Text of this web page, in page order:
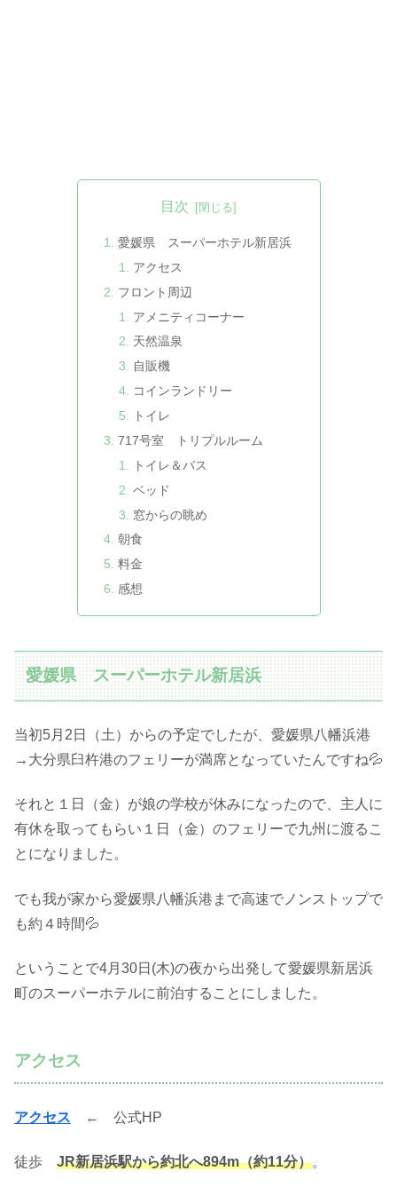
目次
愛媛県 スーパーホテル新居浜
アクセス
フロント周辺
アメニティコーナー
天然温泉
自販機
コインランドリー
トイレ
717号室 トリプルルーム
トイレ＆バス
ベッド
窓からの眺め
朝食
料金
感想
愛媛県 スーパーホテル新居浜
当初5月2日（土）からの予定でしたが、愛媛県八幡浜港
→大分県臼杵港のフェリーが満席となっていたんですね💦
それと１日（金）が娘の学校が休みになったので、主人に
有休を取ってもらい１日（金）のフェリーで九州に渡るこ
とになりました。
でも我が家から愛媛県八幡浜港まで高速でノンストップで
も約４時間💦
ということで4月30日(木)の夜から出発して愛媛県新居浜
町のスーパーホテルに前泊することにしました。
アクセス
アクセス ← 公式HP
徒歩 JR新居浜駅から約北へ894m（約11分）。